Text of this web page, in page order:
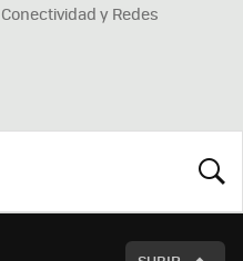
Conectividad y Redes